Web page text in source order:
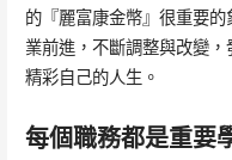
的『麗富康金幣』很重要
業前進，不斷調整與改變
精彩自己的人生。
每個職務都是重要